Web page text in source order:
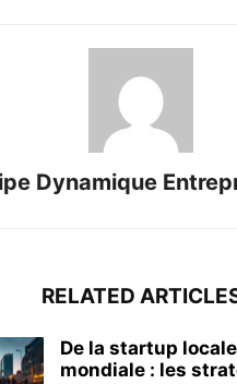
Dynamique
RELATED
De la startup
mondiale : les